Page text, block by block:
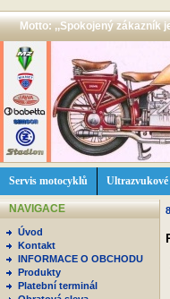
Motto: ,,Spokojený zákazník
Servis motocyklů
NAVIGACE
Úvod
Kontakt
INFORMACE O OBCHODU
Produkty
Platební terminál